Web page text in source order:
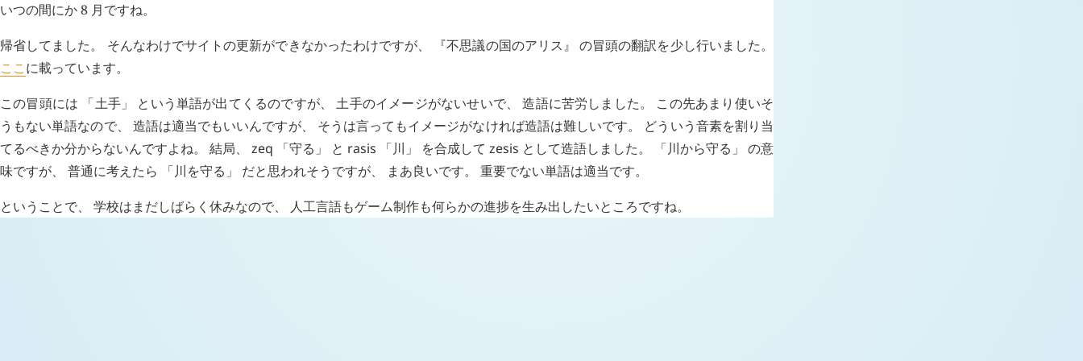
いつの間にか 8 月ですね。
帰省してました。 そんなわけでサイトの更新ができなかったわけですが、 『不思議の国のアリス』 の冒頭の翻訳を少し行いました。
ここに載っています。
この冒頭には 「土手」 という単語が出てくるのですが、 土手のイメージがないせいで、 造語に苦労しました。 この先あまり使いそ
うもない単語なので、 造語は適当でもいいんですが、 そうは言ってもイメージがなければ造語は難しいです。 どういう音素を割り当
てるべきか分からないんですよね。 結局、 zeq 「守る」 と rasis 「川」 を合成して zesis として造語しました。 「川から守る」 の意
味ですが、 普通に考えたら 「川を守る」 だと思われそうですが、 まあ良いです。 重要でない単語は適当です。
ということで、 学校はまだしばらく休みなので、 人工言語もゲーム制作も何らかの進捗を生み出したいところですね。